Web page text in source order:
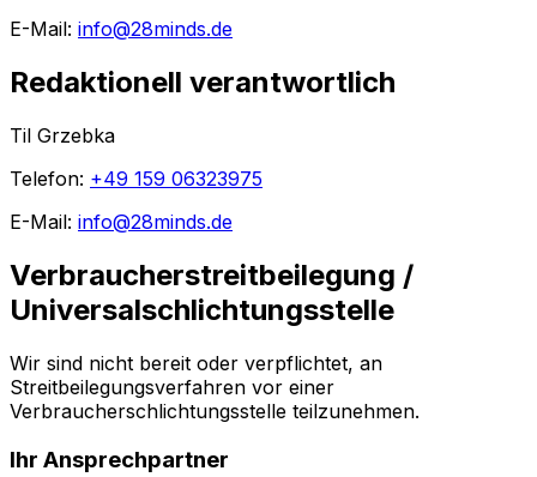
E-Mail: info@28minds.de
Redaktionell verantwortlich
Til Grzebka
Telefon: +49 159 06323975
E-Mail: info@28minds.de
Verbraucherstreitbeilegung /
Universalschlichtungsstelle
Wir sind nicht bereit oder verpflichtet, an
Streitbeilegungsverfahren vor einer
Verbraucherschlichtungsstelle teilzunehmen.
Ihr Ansprechpartner